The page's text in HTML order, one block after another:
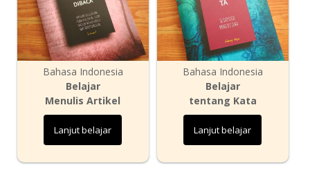
Bahasa Indonesia
Belajar
Menulis Artikel
Lanjut belajar
Bahasa Indonesia
Belajar
tentang Kata
Lanjut belajar